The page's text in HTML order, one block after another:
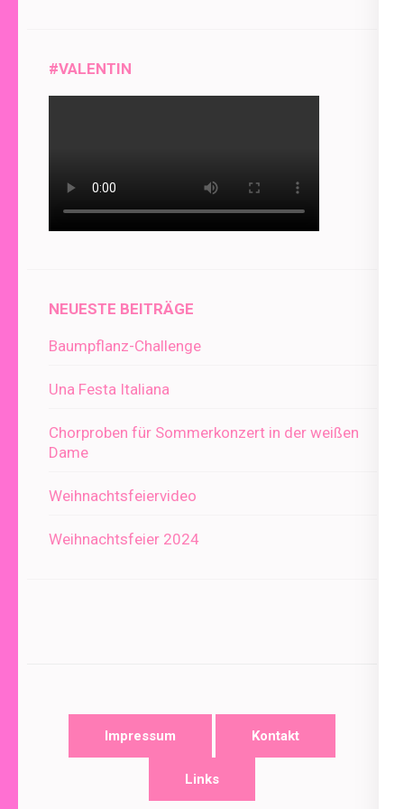
#VALENTIN
NEUESTE BEITRÄGE
Baumpflanz-Challenge
Una Festa Italiana
Chorproben für Sommerkonzert in der weißen
Dame
Weihnachtsfeiervideo
Weihnachtsfeier 2024
Impressum Kontakt
Links